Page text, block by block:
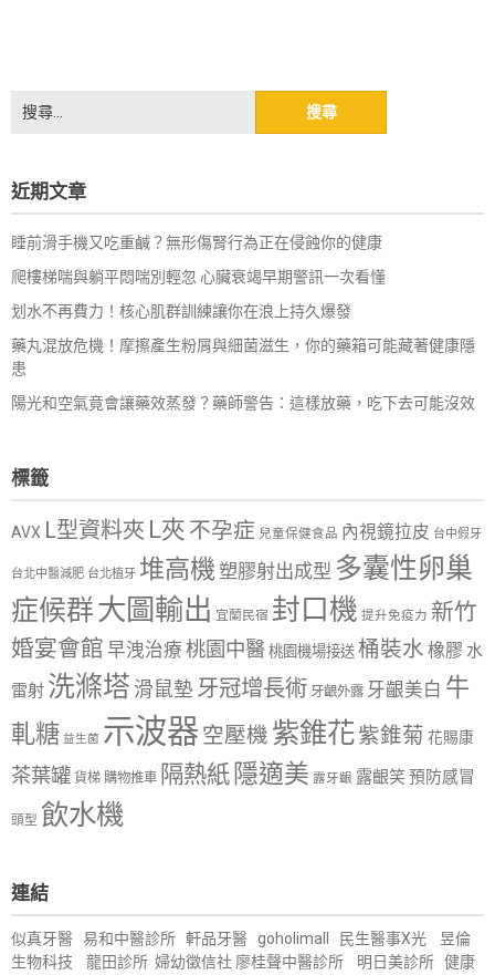
搜
尋
字:
近期文章
睡前滑手機又吃重鹹？無形傷腎行為正在侵蝕你的健康
爬樓梯喘與躺平悶喘別輕忽 心臟衰竭早期警訊一次看懂
划水不再費力！核心肌群訓練讓你在浪上持久爆發
藥丸混放危機！摩擦產生粉屑與細菌滋生，你的藥箱可能藏著健康隱
患
陽光和空氣竟會讓藥效蒸發？藥師警告：這樣放藥，吃下去可能沒效
標籤
AVX L型資料夾 L夾 不孕症 兒童保健食品 內視鏡拉皮 台中假牙
台北中醫減肥 台北植牙 堆高機塑膠射出成型 多囊性卵巢
症候群大圖輸出 宜蘭民宿 封口機 提升免疫力 新竹
婚宴會館 早洩治療 桃園中醫 桃園機場接送 桶裝水 橡膠 水
雷射 洗滌塔 滑鼠墊 牙冠增長術 牙齦外露 牙齦美白 牛
軋糖 益生菌 示波器 空壓機 紫錐花紫錐菊 花賜康
茶葉罐 貨梯 購物推車 隔熱紙 隱適美 露牙齦 露齦笑預防感冒
頭型 飲水機
連結
似真牙醫 易和中醫診所 軒品牙醫 goholimall 民生醫事X光
昱倫
生物科技
龍田診所 婦幼徵信社 廖桂聲中醫診所 明日美診所 健康